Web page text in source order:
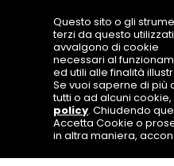
Questo sito o gli
terzi da questo
avvalgono di cookie
necessari al
ed utili alle finalità
Se vuoi saperne di più
tutti o ad alcuni
policy. Chiudendo
Accetta Cookie o
in altra maniera,